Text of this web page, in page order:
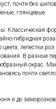
почти без
глянцевые.
Классическая
гибридная
лепестки
В разные
окрас.
почти
и до